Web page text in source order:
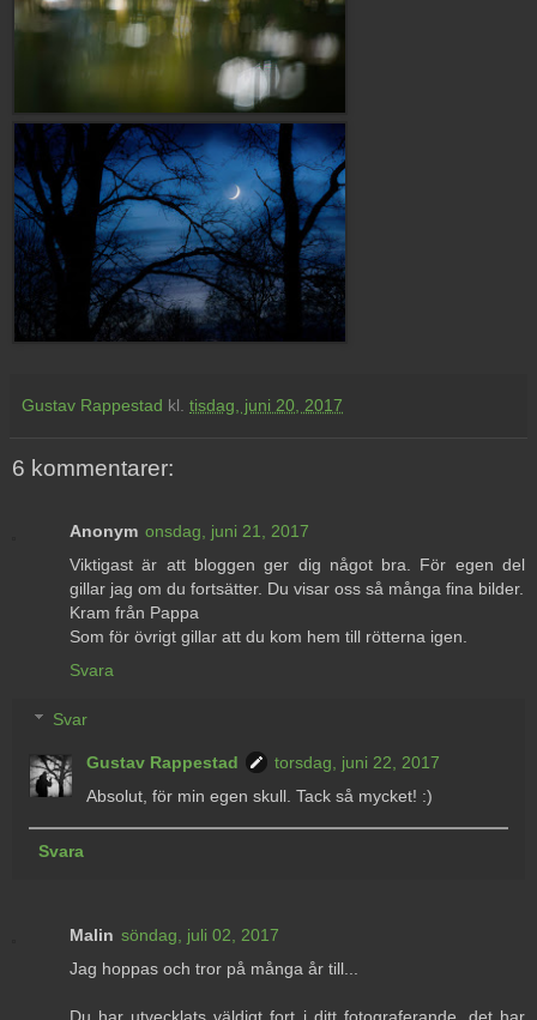
Gustav Rappestad kl. tisdag, juni 20, 2017
6 kommentarer:
Anonym onsdag, juni 21, 2017
Viktigast är att bloggen ger dig något bra. För egen del
gillar jag om du fortsätter. Du visar oss så många fina bilder.
Kram från Pappa
Som för övrigt gillar att du kom hem till rötterna igen.
Svara
Svar
Gustav Rappestad
torsdag, juni 22, 2017
Absolut, för min egen skull. Tack så mycket! :)
Svara
Malin söndag, juli 02, 2017
Jag hoppas och tror på många år till...
Du har utvecklats väldigt fort i ditt fotograferande, det har